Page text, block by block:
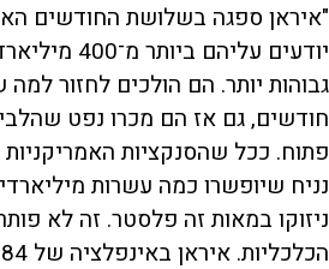
"איראן ספגה בשלושת החודשים
יודעים
גבוהות יותר. הם הולכים לחזור
חודשים, גם אז הם מכרו נפט
פתוח. ככל שהסנקציות האמריקניות
נניח שיופשרו כמה עשרות
ניזוקו במאות זה פלסטר. זה לא